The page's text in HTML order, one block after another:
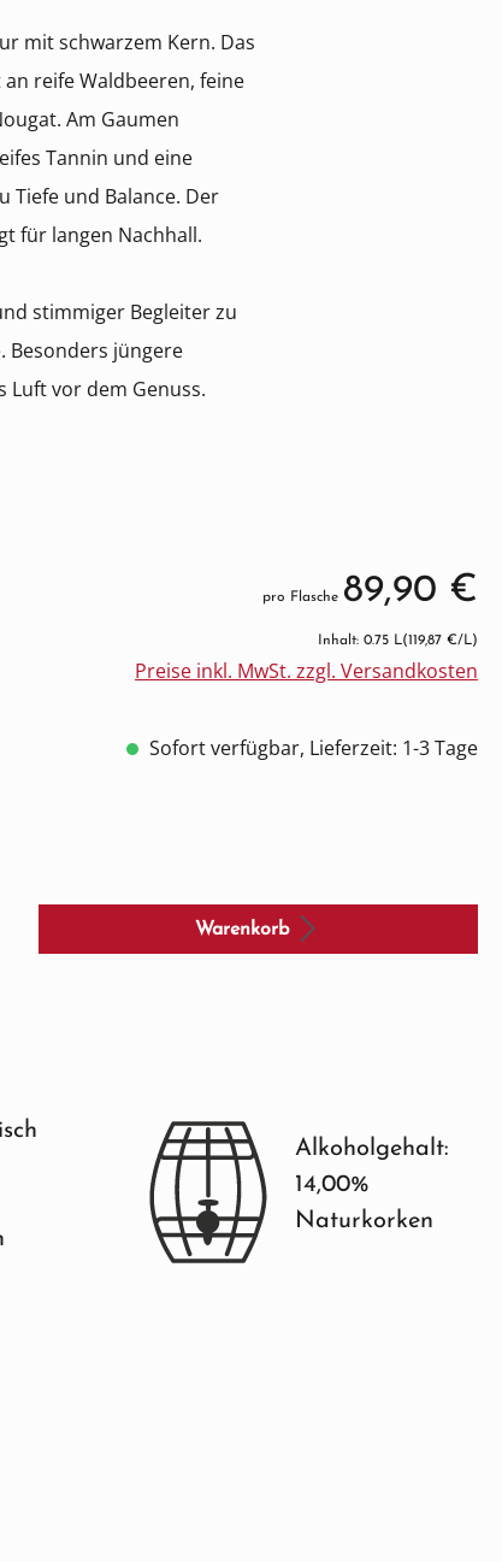
mit schwarzem Kern. Das
reife Waldbeeren, feine
Am Gaumen
Tannin und eine
Tiefe und Balance. Der
für langen Nachhall.
stimmiger Begleiter zu
Besonders jüngere
Luft vor dem Genuss.
pro Flasche 89,90 €
Inhalt: 0.75 L(119,87 €/L)
Preise inkl. MwSt. zzgl. Versandkosten
Sofort verfügbar, Lieferzeit: 1-3 Tage
Warenkorb
Alkoholgehalt:
14,00%
Naturkorken